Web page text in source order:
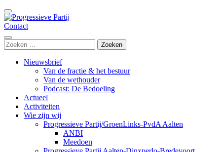
Ga
naar
inhoud
(Druk
enter)
Contact
Zoeken
naar:
Nieuwsbrief
Van de fractie & het bestuur
Van de wethouder
Podcast: De Bedoeling
Actueel
Activiteiten
Wie zijn wij
Progressieve Partij/GroenLinks-PvdA Aalten
ANBI
Meedoen